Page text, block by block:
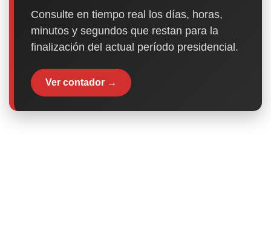
Consulte en tiempo real los días, horas,
minutos y segundos que restan para la
finalización del actual período presidencial.
Ver contador →